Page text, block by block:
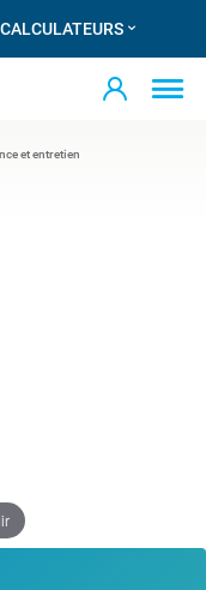
CALCULATEURS
et entretien